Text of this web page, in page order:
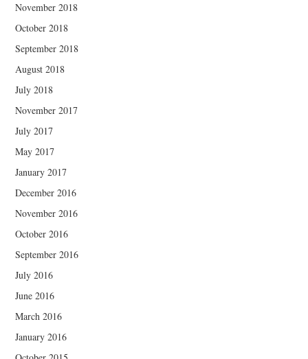
November 2018
October 2018
September 2018
August 2018
July 2018
November 2017
July 2017
May 2017
January 2017
December 2016
November 2016
October 2016
September 2016
July 2016
June 2016
March 2016
January 2016